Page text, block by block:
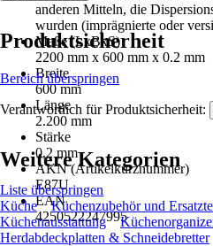
anderen Mitteln, die
wurden (imprägnierte oder
Maße (LxBxS)
2200 mm x 600 mm x 0.2 mm
Breite
600 mm
Länge
2.200 mm
Stärke
0,2 mm
AKN (Artikelkurznummer)
E87U
EAN
4250522247995
Produktsicherheit
Bereich überspringen
Verantwortlich für Produktsicherheit:
Weitere Kategorien
Liste überspringen
Küche
Küchenzubehör und
Küchenausstattung
Herdabdeckplatten & Schneidebretter